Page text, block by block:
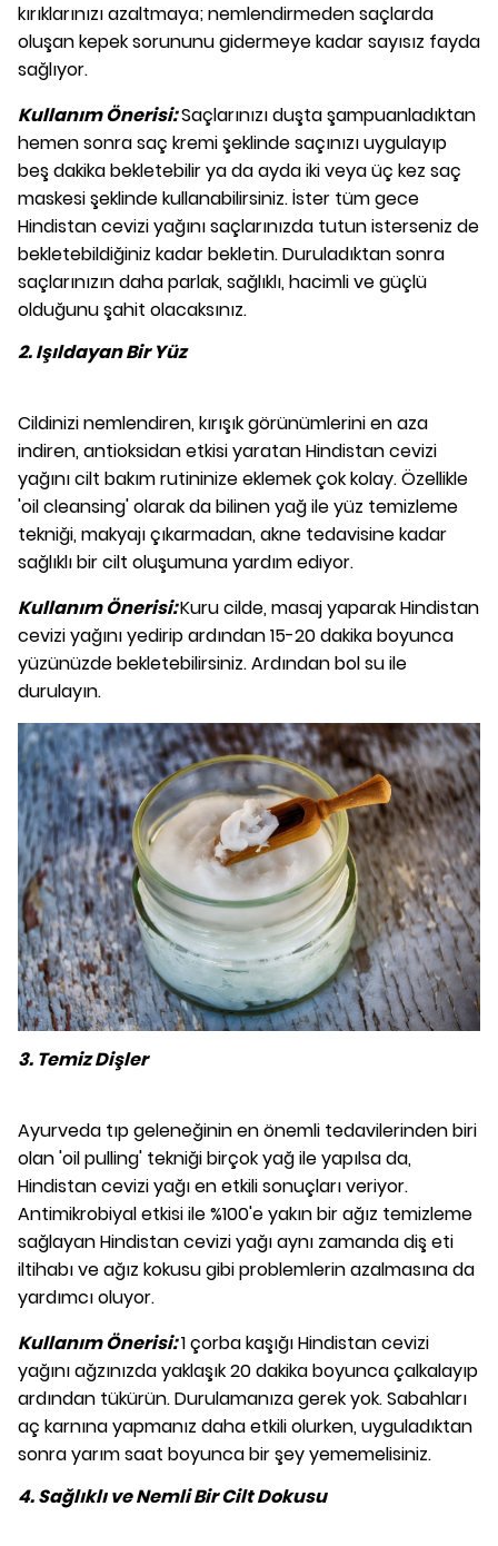
kırıklarınızı azaltmaya; nemlendirmeden saçlarda
oluşan kepek sorununu gidermeye kadar sayısız fayda
sağlıyor.
Kullanım Önerisi:Saçlarınızı duşta şampuanladıktan
hemen sonra saç kremi şeklinde saçınızı uygulayıp
beş dakika bekletebilir ya da ayda iki veya üç kez saç
maskesi şeklinde kullanabilirsiniz. İster tüm gece
Hindistan cevizi yağını saçlarınızda tutun isterseniz de
bekletebildiğiniz kadar bekletin. Duruladıktan sonra
saçlarınızın daha parlak, sağlıklı, hacimli ve güçlü
olduğunu şahit olacaksınız.
2. Işıldayan Bir Yüz
Cildinizi nemlendiren, kırışık görünümlerini en aza
indiren, antioksidan etkisi yaratan Hindistan cevizi
yağını cilt bakım rutininize eklemek çok kolay. Özellikle
'oil cleansing' olarak da bilinen yağ ile yüz temizleme
tekniği, makyajı çıkarmadan, akne tedavisine kadar
sağlıklı bir cilt oluşumuna yardım ediyor.
Kullanım Önerisi:Kuru cilde, masaj yaparak Hindistan
cevizi yağını yedirip ardından 15-20 dakika boyunca
yüzünüzde bekletebilirsiniz. Ardından bol su ile
durulayın.
3. Temiz Dişler
Ayurveda tıp geleneğinin en önemli tedavilerinden biri
olan 'oil pulling' tekniği birçok yağ ile yapılsa da,
Hindistan cevizi yağı en etkili sonuçları veriyor.
Antimikrobiyal etkisi ile %100'e yakın bir ağız temizleme
sağlayan Hindistan cevizi yağı aynı zamanda diş eti
iltihabı ve ağız kokusu gibi problemlerin azalmasına da
yardımcı oluyor.
Kullanım Önerisi:1 çorba kaşığı Hindistan cevizi
yağını ağzınızda yaklaşık 20 dakika boyunca çalkalayıp
ardından tükürün. Durulamanıza gerek yok. Sabahları
aç karnına yapmanız daha etkili olurken, uyguladıktan
sonra yarım saat boyunca bir şey yememelisiniz.
4. Sağlıklı ve Nemli Bir Cilt Dokusu